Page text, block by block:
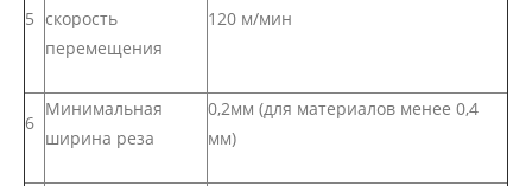
5 скорость
перемещения
120 м/мин
6
Минимальная
ширина реза
0,2мм (для материалов менее 0,4
мм)